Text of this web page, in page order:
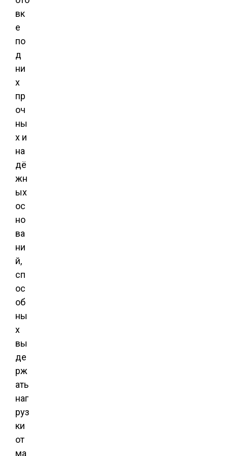
вк
е
по
д
ни
х
пр
оч
ны
х и
на
дё
жн
ых
ос
но
ва
ни
й,
сп
ос
об
ны
х
вы
де
рж
ать
наг
руз
ки
от
ма